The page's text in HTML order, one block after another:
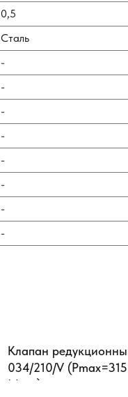
0,5
Сталь
-
-
-
-
-
-
-
-
Клапан
034/210/V
L/min)